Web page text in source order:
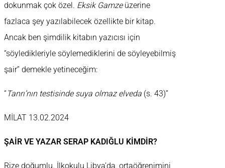
dokunmak çok özel. Eksik Gamze üzerine
fazlaca şey yazılabilecek özellikte bir kitap.
Ancak ben şimdilik kitabın yazıcısı için
“söyledikleriyle söylemediklerini de söyleyebilmiş
şair” demekle yetineceğim:
“Tanrı’nın testisinde suya olmaz elveda (s. 43)”
MİLAT 13.02.2024
ŞAİR VE YAZAR SERAP KADIĞLU KİMDİR?
Rize doğumlu. İlkokulu Libya’da, ortaöğrenimini